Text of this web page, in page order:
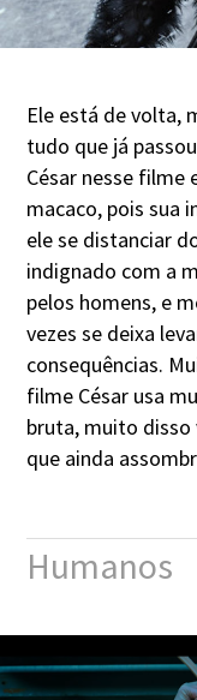
Ele está de volta,
tudo que já
César nesse
macaco, pois sua
ele se distanciar
indignado com a
pelos homens, e
vezes se deixa
consequências.
filme César usa
bruta, muito disso
que ainda
Humanos